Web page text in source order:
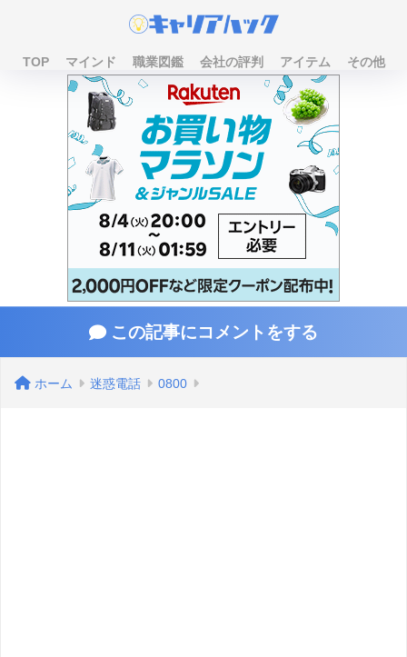
TOP マインド 職業図鑑 会社の評判 アイテム その他
この記事にコメントをする
ホーム 迷惑電話 0800